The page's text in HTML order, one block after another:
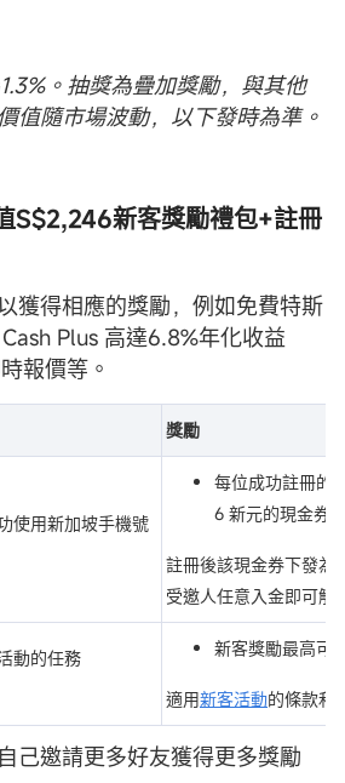
。抽獎為疊加獎勵，與其他
值隨市場波動，以下發時為準。
S$2,246新客獎勵禮包+註冊
獲得相應的獎勵，例如免費特斯
Plus 高達6.8%年化收益
報價等。
獎勵
使用新加坡手機號
每位成功註冊的
6 新元的現金券
註冊後該現金券下發為
受邀人任意入金即可解
動的任務 新客獎勵最高可
適用新客活動的條款和
己邀請更多好友獲得更多獎勵